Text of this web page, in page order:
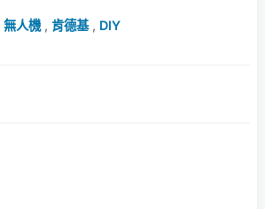
無人機, 肯德基, DIY